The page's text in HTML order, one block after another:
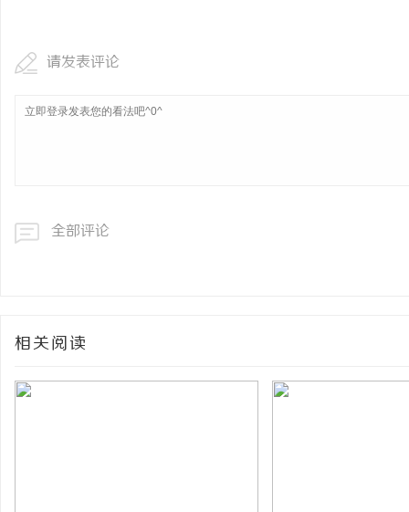
请发表评论
全部评论
相关阅读